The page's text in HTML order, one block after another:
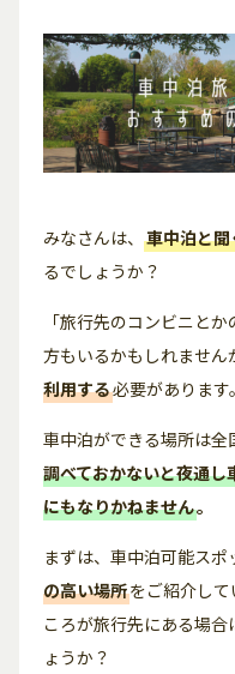
みなさんは、車中泊と
るでしょうか？
「旅行先のコンビニと
方もいるかもしれません
利用する必要があります。
車中泊ができる場所は
調べておかないと夜通
にもなりかねません。
まずは、車中泊可能ス
の高い場所をご紹介し
ころが旅行先にある場
ょうか？